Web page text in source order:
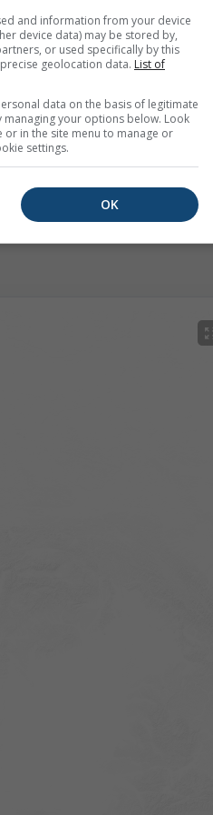
3 მარტივ
and information from your device
device data) may be stored by,
or used specifically by this
geolocation data. List of
data on the basis of legitimate
your options below. Look
in the site menu to manage or
settings.
OK